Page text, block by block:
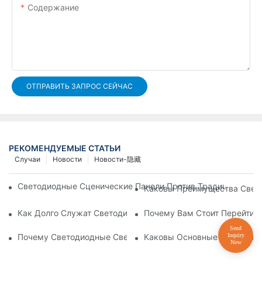
Содержание
ОТПРАВИТЬ ЗАПРОС СЕЙЧАС
РЕКОМЕНДУЕМЫЕ СТАТЬИ
Новости-隐藏
Новости
Случаи
Светодиодные Сценические Панели Против
Каковы Преимущества
Как Долго Служат Светодиодные PAR-Фонари?
Почему Вам Стоит Перейти
Почему Светодиодные Светильники PAR Идеально
Каковы Основные Области